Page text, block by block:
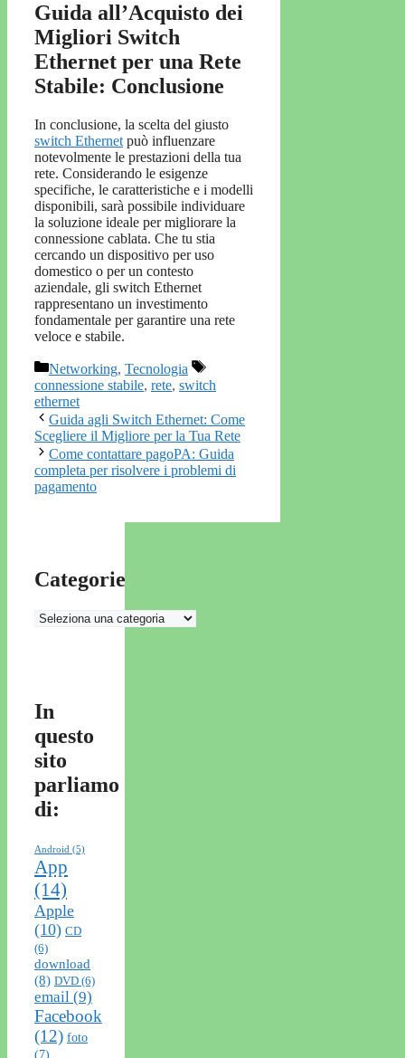
Guida all’Acquisto dei
Migliori Switch
Ethernet per una Rete
Stabile: Conclusione
In conclusione, la scelta del giusto
switch Ethernet può influenzare
notevolmente le prestazioni della tua
rete. Considerando le esigenze
specifiche, le caratteristiche e i modelli
disponibili, sarà possibile individuare
la soluzione ideale per migliorare la
connessione cablata. Che tu stia
cercando un dispositivo per uso
domestico o per un contesto
aziendale, gli switch Ethernet
rappresentano un investimento
fondamentale per garantire una rete
veloce e stabile.
Categorie
Networking, Tecnologia
Tag
connessione stabile, rete, switch
ethernet
Guida agli Switch Ethernet: Come
Scegliere il Migliore per la Tua Rete
Come contattare pagoPA: Guida
completa per risolvere i problemi di
pagamento
Categorie
Categorie
In
questo
sito
parliamo
di:
Android (5)
App
(14)
Apple
(10) CD
(6)
download
(8) DVD (6)
email (9)
Facebook
(12) foto
(7)